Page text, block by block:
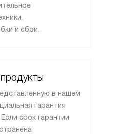
и сбои.
в нашем
гарантия
срок гарантии